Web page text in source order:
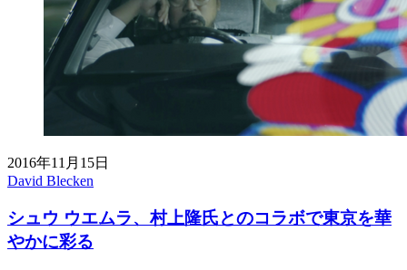
2016年11月15日
David Blecken
シュウ ウエムラ、村上隆氏とのコラボで東京を華
やかに彩る